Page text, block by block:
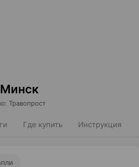
: Травопрост
Где купить Инструкция